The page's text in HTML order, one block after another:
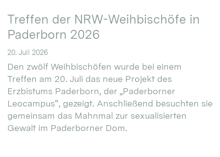
Treffen der NRW-Weihbischöfe in
Paderborn 2026
20. Juli 2026
Den zwölf Weihbischöfen wurde bei einem
Treffen am 20. Juli das neue Projekt des
Erzbistums Paderborn, der „Paderborner
Leocampus“, gezeigt. Anschließend besuchten sie
gemeinsam das Mahnmal zur sexualisierten
Gewalt im Paderborner Dom.